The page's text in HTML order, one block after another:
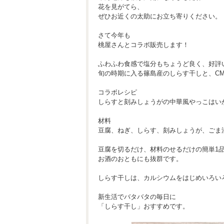
花を見がてら、
ぜひお近くの太助にお立ち寄りください。
さて今年も
桃屋さんとコラボ販売します！
ふわふわ食感で塩分もちょうど良く、好
旬の時期に入る篠島産のしらす干しと、
コラボレシピ
しらすと刻みしょうがの中華風やっこは
材料
豆腐、ねぎ、しらす、刻みしょうが、ご
豆腐を切るだけ、材料のせるだけの簡単1
お酒のおともにも抜群です。
しらす干しは、カルシウムをはじめいろ
新生活でバタバタの毎日に
「しらす干し」おすすめです。